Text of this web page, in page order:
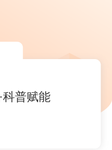
科普赋能